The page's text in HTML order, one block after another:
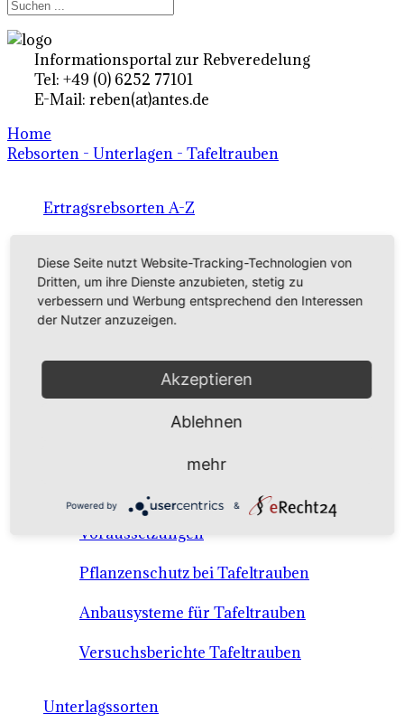
Informationsportal zur Rebveredelung
Tel: +49 (0) 6252 77101
E-Mail: reben(at)antes.de
Home
Rebsorten - Unterlagen - Tafeltrauben
Ertragsrebsorten A-Z
Rebsorten international
externe Links
Tafeltraubensorten
Anbausysteme & Recht
Tafeltrauben A-Z Sortenbeschreibungen
Tafeltraubenanbau - rechtliche
Voraussetzungen
Pflanzenschutz bei Tafeltrauben
Anbausysteme für Tafeltrauben
Versuchsberichte Tafeltrauben
Unterlagssorten
Diese Seite nutzt Website-Tracking-Technologien von
Dritten, um ihre Dienste anzubieten, stetig zu
verbessern und Werbung entsprechend den Interessen
der Nutzer anzuzeigen.
Akzeptieren
Ablehnen
mehr
Powered by &